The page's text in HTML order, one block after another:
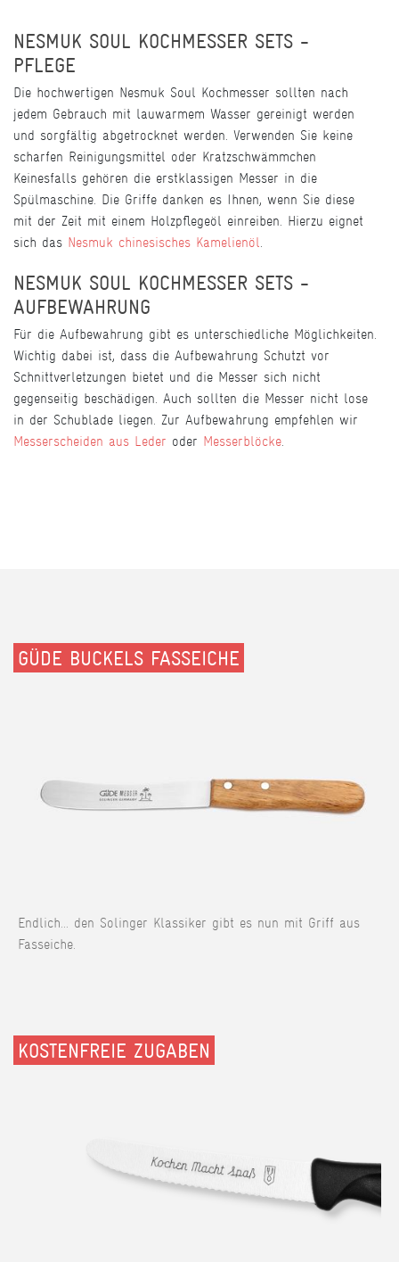
NESMUK SOUL KOCHMESSER SETS -
PFLEGE
Die hochwertigen Nesmuk Soul Kochmesser sollten nach
jedem Gebrauch mit lauwarmem Wasser gereinigt werden
und sorgfältig abgetrocknet werden. Verwenden Sie keine
scharfen Reinigungsmittel oder Kratzschwämmchen
Keinesfalls gehören die erstklassigen Messer in die
Spülmaschine. Die Griffe danken es Ihnen, wenn Sie diese
mit der Zeit mit einem Holzpflegeöl einreiben. Hierzu eignet
sich das Nesmuk chinesisches Kamelienöl.
NESMUK SOUL KOCHMESSER SETS -
AUFBEWAHRUNG
Für die Aufbewahrung gibt es unterschiedliche Möglichkeiten.
Wichtig dabei ist, dass die Aufbewahrung Schutzt vor
Schnittverletzungen bietet und die Messer sich nicht
gegenseitig beschädigen. Auch sollten die Messer nicht lose
in der Schublade liegen. Zur Aufbewahrung empfehlen wir
Messerscheiden aus Leder oder Messerblöcke.
GÜDE BUCKELS FASSEICHE
Endlich... den Solinger Klassiker gibt es nun mit Griff aus
Fasseiche.
KOSTENFREIE ZUGABEN